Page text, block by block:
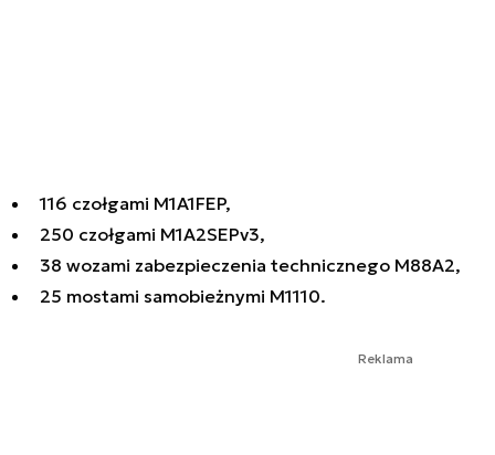
116 czołgami M1A1FEP,
250 czołgami M1A2SEPv3,
38 wozami zabezpieczenia technicznego M88A2,
25 mostami samobieżnymi M1110.
Reklama